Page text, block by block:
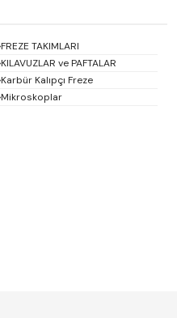
FREZE TAKIMLARI
KILAVUZLAR ve PAFTALAR
Karbür Kalıpçı Freze
Mikroskoplar